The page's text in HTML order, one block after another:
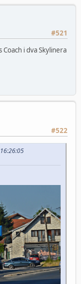
#521
i dva Skylinera
#522